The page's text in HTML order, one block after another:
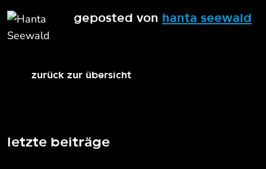
geposted von hanta seewald
zurück zur übersicht
letzte beiträge